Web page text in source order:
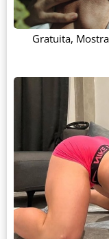
Gratuita,